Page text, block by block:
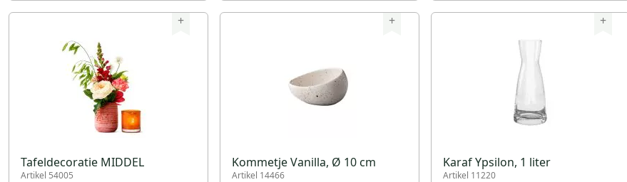
+
Tafeldecoratie MIDDEL
Artikel 54005
+
Kommetje Vanilla, Ø 10 cm
Artikel 14466
+
Karaf Ypsilon, 1 liter
Artikel 11220